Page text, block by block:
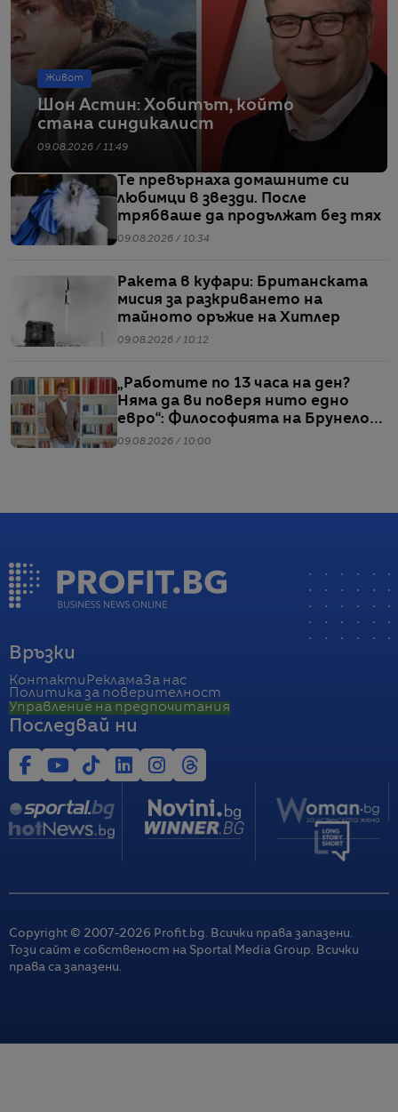
Живот
Шон Астин: Хобитът, който
стана синдикалист
09.08.2026 / 11:49
Те превърнаха домашните си
любимци в звезди. После
трябваше да продължат без тях
09.08.2026 / 10:34
Ракета в куфари: Британската
мисия за разкриването на
тайното оръжие на Хитлер
09.08.2026 / 10:12
„Работите по 13 часа на ден?
Няма да ви поверя нито едно
евро“: Философията на Брунело
Кучинели за бизнеса и живота
09.08.2026 / 10:00
Връзки
Контакти РекламаЗа нас
Политика за поверителност
Управление на предпочитания
Последвай ни
Copyright © 2007-2026 Profit.bg. Всички права запазени.
Този сайт е собственост на Sportal Media Group. Всички
права са запазени.